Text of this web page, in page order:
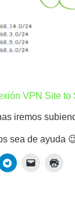
VPN Site to
iremos
sea de ayuda